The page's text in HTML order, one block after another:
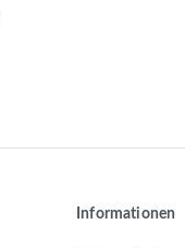
Informationen